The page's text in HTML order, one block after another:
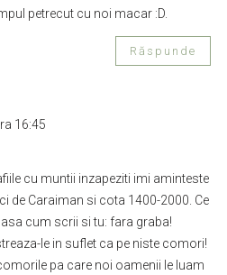
petrecut cu noi macar :D.
Răspunde
16:45
cu muntii inzapeziti imi aminteste
de Caraiman si cota 1400-2000. Ce
cum scrii si tu: fara graba!
le in suflet ca pe niste comori!
pa care noi oamenii le luam